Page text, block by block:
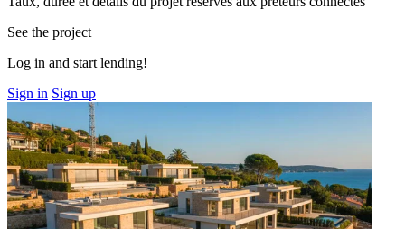
See the project
Log in and start lending!
Sign in Sign up